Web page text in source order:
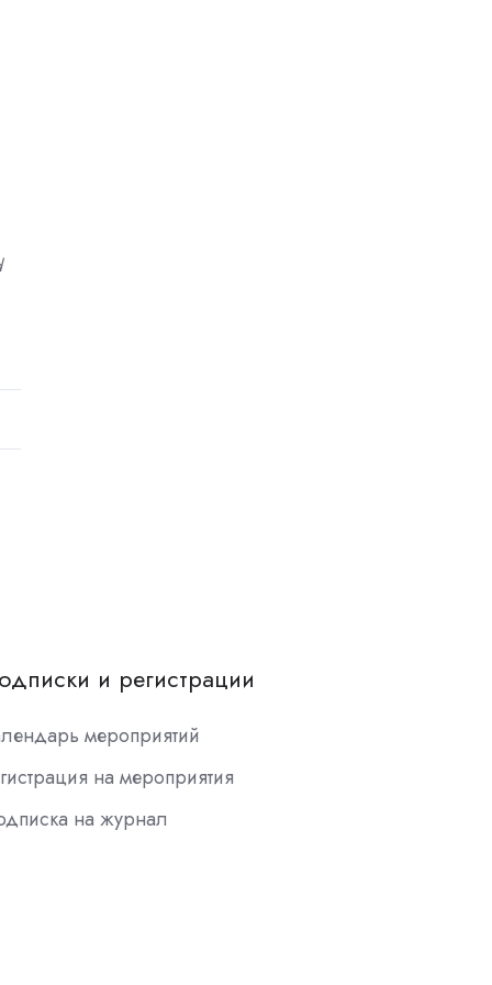
и регистрации
мероприятий
на мероприятия
на журнал